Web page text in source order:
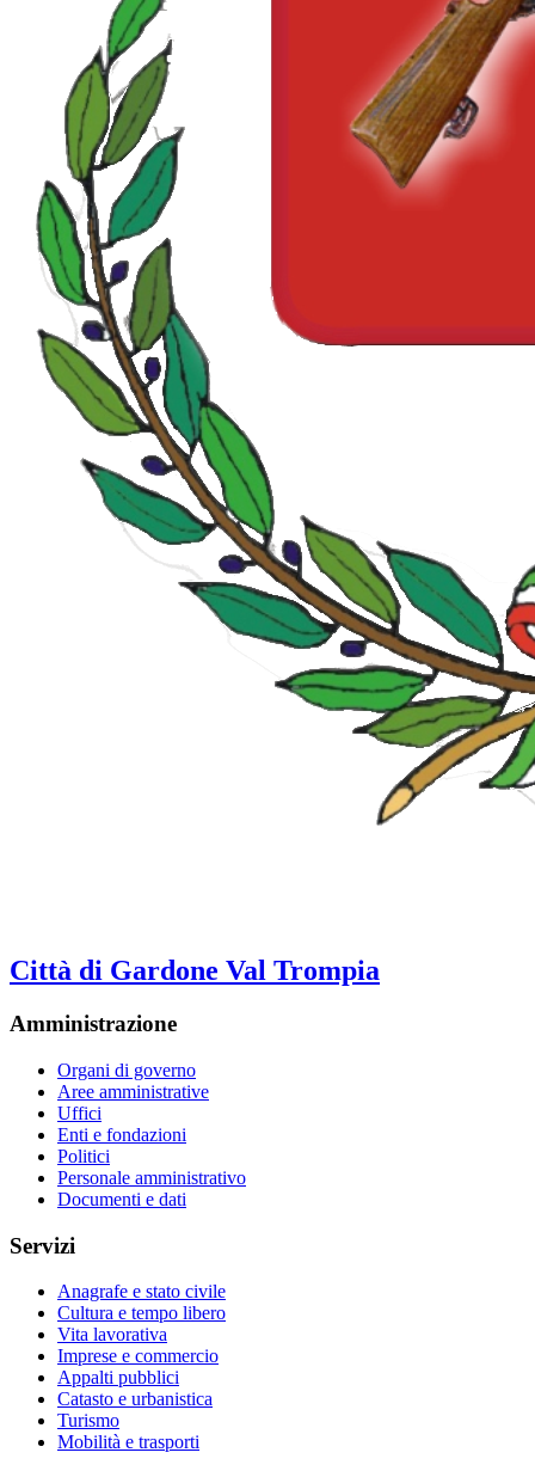
Città di Gardone Val Trompia
Amministrazione
Organi di governo
Aree amministrative
Uffici
Enti e fondazioni
Politici
Personale amministrativo
Documenti e dati
Servizi
Anagrafe e stato civile
Cultura e tempo libero
Vita lavorativa
Imprese e commercio
Appalti pubblici
Catasto e urbanistica
Turismo
Mobilità e trasporti